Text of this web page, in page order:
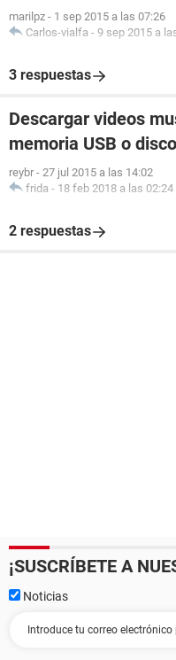
marilpz - 1 sep 2015 a las 07:26
Carlos-vialfa - 9 sep 2015 a
3 respuestas
Descargar videos
memoria USB o disco
reybr - 27 jul 2015 a las 14:02
frida - 18 feb 2018 a las 02:24
2 respuestas
¡SUSCRÍBETE A
Noticias